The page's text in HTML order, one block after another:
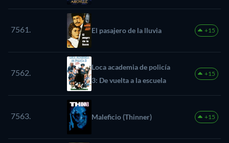
7561. El pasajero de la lluvia +15
7562.
Loca academia de policía
3: De vuelta a la escuela
+15
7563. Maleficio (Thinner) +15